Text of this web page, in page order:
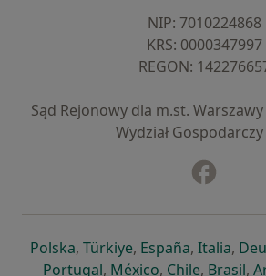
NIP: ⁠7010224868
KRS: ⁠0000347997
REGON:
Sąd Rejonowy dla m.st.
Wydział Gospodarczy
Polskaotwiera się w nowej karcie
, Türkiyeotwiera się w
, Españaotwiera
, Italia,
Portugalotwiera się w nowej
, Méxicootwiera się w
, Chileotwiera
, Brasil,